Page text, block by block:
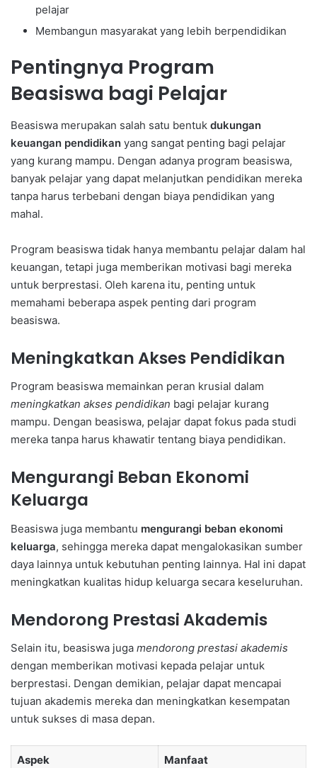
pelajar
Membangun masyarakat yang lebih berpendidikan
Pentingnya Program
Beasiswa bagi Pelajar
Beasiswa merupakan salah satu bentuk dukungan
keuangan pendidikan yang sangat penting bagi pelajar
yang kurang mampu. Dengan adanya program beasiswa,
banyak pelajar yang dapat melanjutkan pendidikan mereka
tanpa harus terbebani dengan biaya pendidikan yang
mahal.
Program beasiswa tidak hanya membantu pelajar dalam hal
keuangan, tetapi juga memberikan motivasi bagi mereka
untuk berprestasi. Oleh karena itu, penting untuk
memahami beberapa aspek penting dari program
beasiswa.
Meningkatkan Akses Pendidikan
Program beasiswa memainkan peran krusial dalam
meningkatkan akses pendidikan bagi pelajar kurang
mampu. Dengan beasiswa, pelajar dapat fokus pada studi
mereka tanpa harus khawatir tentang biaya pendidikan.
Mengurangi Beban Ekonomi
Keluarga
Beasiswa juga membantu mengurangi beban ekonomi
keluarga, sehingga mereka dapat mengalokasikan sumber
daya lainnya untuk kebutuhan penting lainnya. Hal ini dapat
meningkatkan kualitas hidup keluarga secara keseluruhan.
Mendorong Prestasi Akademis
Selain itu, beasiswa juga mendorong prestasi akademis
dengan memberikan motivasi kepada pelajar untuk
berprestasi. Dengan demikian, pelajar dapat mencapai
tujuan akademis mereka dan meningkatkan kesempatan
untuk sukses di masa depan.
Aspek Manfaat